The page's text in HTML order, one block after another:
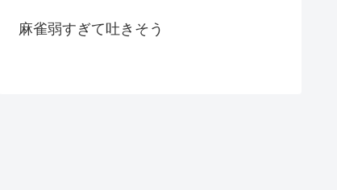
麻雀弱すぎて吐きそう